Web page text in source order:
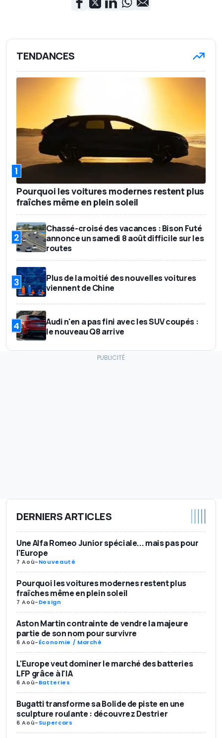
TENDANCES
1
Pourquoi les voitures modernes restent plus
fraîches même en plein soleil
2
Chassé-croisé des vacances : Bison Futé
annonce un samedi 8 août difficile sur les
routes
3
Plus de la moitié des nouvelles voitures
viennent de Chine
4
Audi n'en a pas fini avec les SUV coupés :
le nouveau Q8 arrive
DERNIERS ARTICLES
Une Alfa Romeo Junior spéciale... mais pas pour
l'Europe
7 Aoû-Nouveauté
Pourquoi les voitures modernes restent plus
fraîches même en plein soleil
7 Aoû-Design
Aston Martin contrainte de vendre la majeure
partie de son nom pour survivre
6 Aoû-Économie / Marché
L'Europe veut dominer le marché des batteries
LFP grâce à l'IA
6 Aoû-Batteries
Bugatti transforme sa Bolide de piste en une
sculpture roulante : découvrez Destrier
6 Aoû-Supercars